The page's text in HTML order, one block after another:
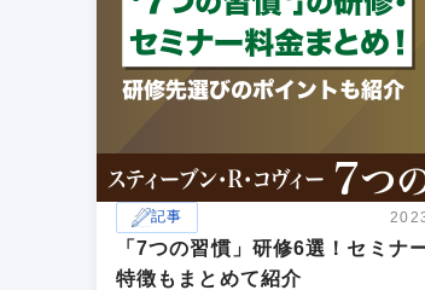
記事
「7つの習慣」研修6選！セミナ
特徴もまとめて紹介